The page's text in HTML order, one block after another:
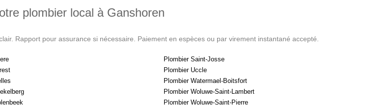
plombier local à Ganshoren
Rapport pour assurance si nécessaire. Paiement en espèces ou par virement instantané accepté.
Plombier Saint-Josse
Plombier Uccle
Plombier Watermael-Boitsfort
Plombier Woluwe-Saint-Lambert
Plombier Woluwe-Saint-Pierre